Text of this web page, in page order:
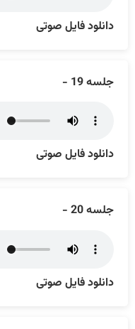
دانلود فایل صوتی
جلسه 19 -
دانلود فایل صوتی
جلسه 20 -
دانلود فایل صوتی